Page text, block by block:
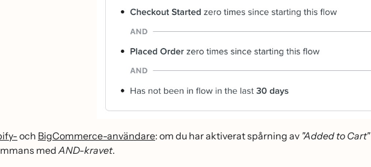
och BigCommerce-användare: om du har aktiverat spårning av "Added to Cart"
med AND-kravet.